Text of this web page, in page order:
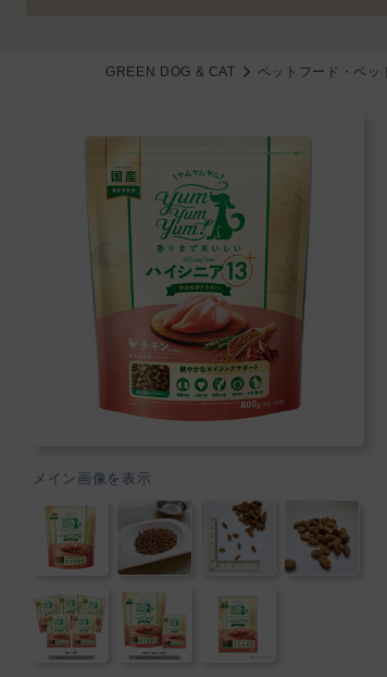
GREEN DOG & CAT ペットフード・ペッ
メイン画像を表示